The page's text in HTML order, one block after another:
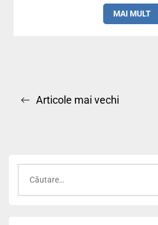
MAI MULT
Navigare
Articole mai vechi
după: